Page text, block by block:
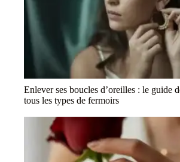
Enlever ses boucles d’oreilles : le guide
tous les types de fermoirs